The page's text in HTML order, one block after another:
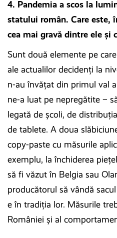
4. Pandemia a scos la
statului român. Care este,
cea mai gravă dintre ele și
Sunt două elemente pe
ale actualilor decidenţi la
n-au învăţat din primul val
ne-a luat pe nepregătite –
legată de şcoli, de
de tablete. A doua
copy-paste cu măsurile
exemplu, la închiderea
să fi văzut în Belgia sau
producătorul să vândă
e în tradiţia lor. Măsurile
României şi al